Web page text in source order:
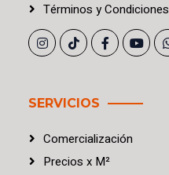
Términos yCondiciones
SERVICIOS
Comercialización
Precios x M²